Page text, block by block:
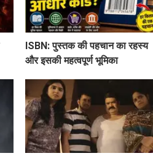
ISBN: पुस्तक की पहचान का रहस्य
और इसकी महत्वपूर्ण भूमिका